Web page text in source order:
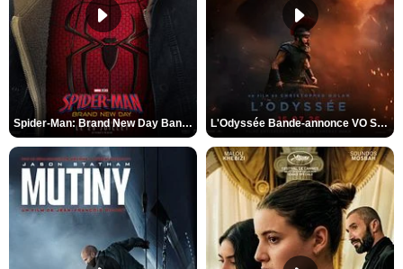
Spider-Man: Brand New Day Bande-annonce VO STFR L'Odyssée Bande-annonce VO STFR